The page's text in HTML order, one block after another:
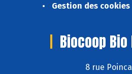
Gestion des cookies
Biocoop
8 rue